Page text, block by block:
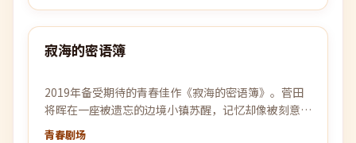
热门
99:26
寂海的密语簿
2019年备受期待的青春佳作《寂海的密语簿》。菅田
将晖在一座被遗忘的边境小镇苏醒，记忆却像被刻意篡
改，唯一线索是一张被烧毁的车票。
青春剧场